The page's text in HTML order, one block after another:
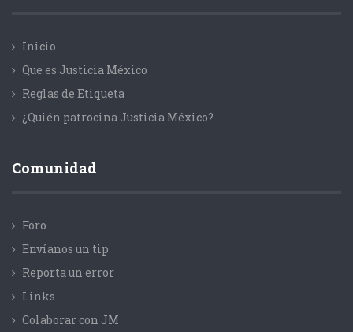
Inicio
Que es Justicia México
Reglas de Etiqueta
¿Quién patrocina Justicia México?
Comunidad
Foro
Envíanos un tip
Reporta un error
Links
Colaborar con JM